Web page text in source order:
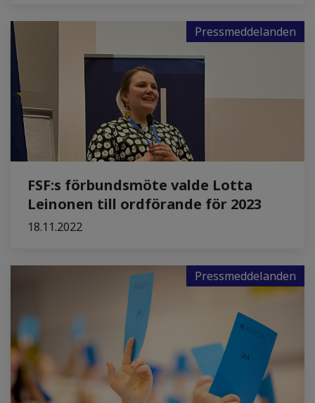
Pressmeddelanden
FSF:s förbundsmöte valde Lotta
Leinonen till ordförande för 2023
18.11.2022
Pressmeddelanden